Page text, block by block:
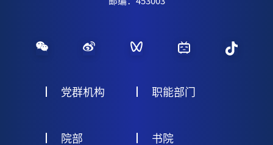
党群机构 职能部门
院部 书院